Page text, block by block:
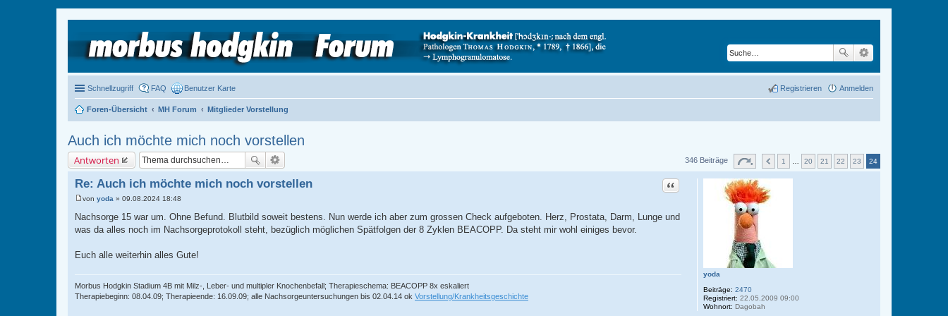
Schnellzugriff FAQ Benutzer Karte Anmelden
Registrieren
Foren-Übersicht MH Forum Mitglieder Vorstellung
Auch ich möchte mich noch vorstellen
Antworten 346 Beiträge 1 20 21 22 23 24
yoda
Beiträge: 2470
Registriert: 22.05.2009 09:00
Wohnort: Dagobah
Re: Auch ich möchte mich noch vorstellen Zitat
i
t
g
von yoda » 09.08.2024 18:48
Nachsorge 15 war um. Ohne Befund. Blutbild soweit bestens. Nun werde ich aber zum grossen Check aufgeboten. Herz, Prostata, Darm, Lunge und
was da alles noch im Nachsorgeprotokoll steht, bezüglich möglichen Spätfolgen der 8 Zyklen BEACOPP. Da steht mir wohl einiges bevor.
Euch alle weiterhin alles Gute!
Morbus Hodgkin Stadium 4B mit Milz-, Leber- und multipler Knochenbefall; Therapieschema: BEACOPP 8x eskaliert
Therapiebeginn: 08.04.09; Therapieende: 16.09.09; alle Nachsorgeuntersuchungen bis 02.04.14 ok Vorstellung/Krankheitsgeschichte